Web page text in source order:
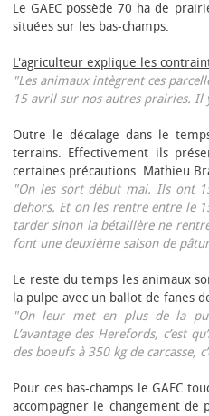
Le GAEC possède 70 ha de
situées sur les bas-champs.
L'agriculteur explique les
"Les animaux intègrent ces
15 avril sur nos autres prairies. Il
Outre le décalage dans le
terrains. Effectivement ils
certaines précautions. Mathieu
"On les sort début mai. Ils ont
dehors. Et on les rentre entre le
tarder sinon la bétaillère ne
font une deuxième saison de
Le reste du temps les animaux
la pulpe avec un ballot de fanes
"On leur met en plus de la
L’avantage des Herefords, c’est
des bœufs à 350 kg de carcasse,
Pour ces bas-champs le GAEC
accompagner le changement